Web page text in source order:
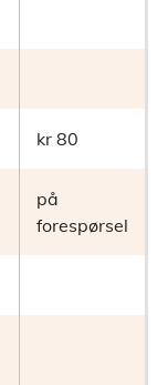
kr 80
på
forespørsel